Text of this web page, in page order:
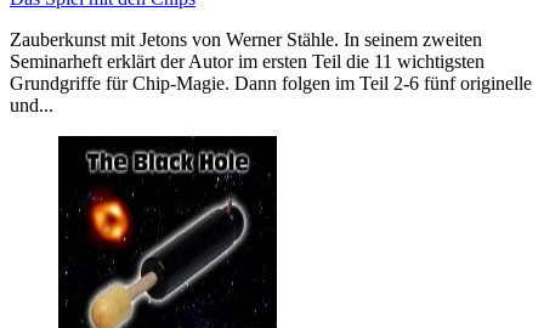
Zauberkunst mit Jetons von Werner Stähle. In seinem zweiten
Seminarheft erklärt der Autor im ersten Teil die 11 wichtigsten
Grundgriffe für Chip-Magie. Dann folgen im Teil 2-6 fünf originelle
und...